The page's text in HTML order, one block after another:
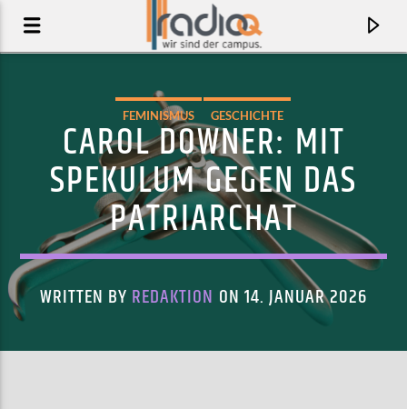
FEMINISMUS GESCHICHTE
CAROL DOWNER: MIT
SPEKULUM GEGEN DAS
PATRIARCHAT
WRITTEN BY REDAKTION ON 14. JANUAR 2026